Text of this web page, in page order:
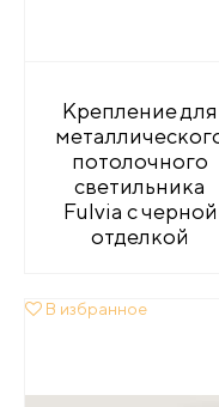
Крепление для
потолочного
светильника
Fulvia с черной
отделкой
В избранное